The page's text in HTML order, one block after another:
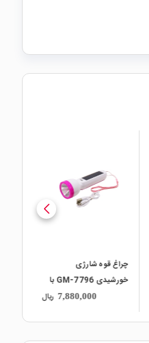
چراغ قوه شارژی
خورشیدی GM-7796 با
7,880,000 ریال